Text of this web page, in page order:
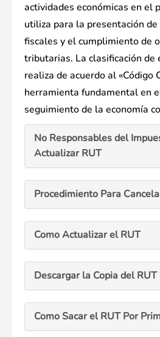
actividades económicas en el
utiliza para la presentación
fiscales y el cumplimiento de
tributarias. La clasificación de
realiza de acuerdo al «Código
herramienta fundamental en
seguimiento de la economía
No Responsables del
Actualizar RUT
Procedimiento Para
Como Actualizar el RUT
Descargar la Copia del
Como Sacar el RUT Por